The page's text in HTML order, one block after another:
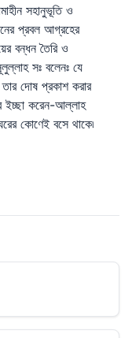
সহানুভূতি ও
প্রবল আগ্রহের
বন্ধন তৈরি ও
সঃ বলেনঃ যে
দোষ প্রকাশ করার
ইচ্ছা করেন-আল্লাহ
কোণেই বসে থাকে৷